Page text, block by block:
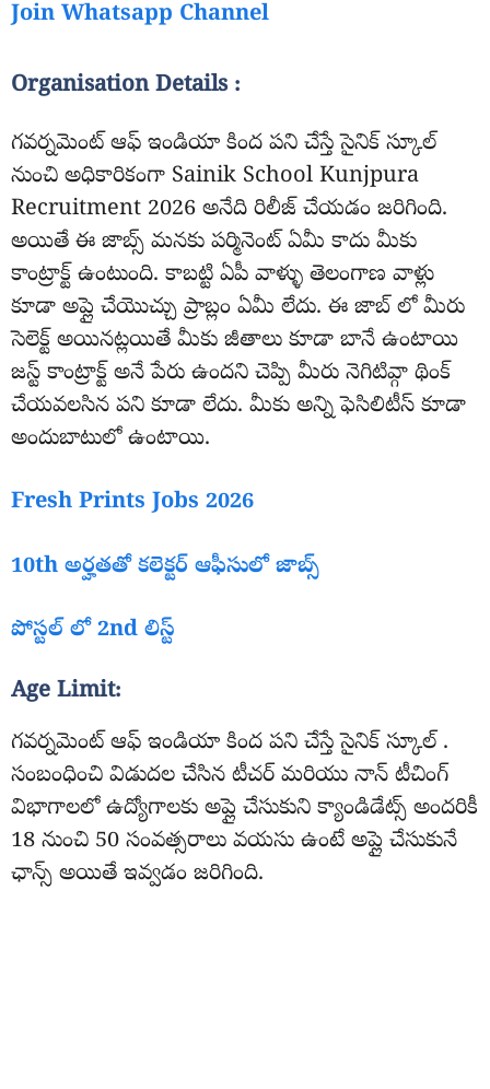
Join Whatsapp Channel
Organisation Details :
గవర్నమెంట్ ఆఫ్ ఇండియా కింద పని చేస్తే సైనిక్ స్కూల్
నుంచి అధికారికంగా Sainik School Kunjpura
Recruitment 2026 అనేది రిలీజ్ చేయడం జరిగింది.
అయితే ఈ జాబ్స్ మనకు పర్మినెంట్ ఏమీ కాదు మీకు
కాంట్రాక్ట్ ఉంటుంది. కాబట్టి ఏపీ వాళ్ళు తెలంగాణ వాళ్లు
కూడా అప్లై చేయొచ్చు ప్రాబ్లం ఏమీ లేదు. ఈ జాబ్ లో మీరు
సెలెక్ట్ అయినట్లయితే మీకు జీతాలు కూడా బానే ఉంటాయి
జస్ట్ కాంట్రాక్ట్ అనే పేరు ఉందని చెప్పి మీరు నెగిటివ్గా థింక్
చేయవలసిన పని కూడా లేదు. మీకు అన్ని ఫెసిలిటీస్ కూడా
అందుబాటులో ఉంటాయి.
Fresh Prints Jobs 2026
10th అర్హతతో కలెక్టర్ ఆఫీసులో జాబ్స్
పోస్టల్ లో 2nd లిస్ట్
Age Limit:
గవర్నమెంట్ ఆఫ్ ఇండియా కింద పని చేస్తే సైనిక్ స్కూల్ .
సంబంధించి విడుదల చేసిన టీచర్ మరియు నాన్ టీచింగ్
విభాగాలలో ఉద్యోగాలకు అప్లై చేసుకుని క్యాండిడేట్స్ అందరికీ
18 నుంచి 50 సంవత్సరాలు వయసు ఉంటే అప్లై చేసుకునే
ఛాన్స్ అయితే ఇవ్వడం జరిగింది.